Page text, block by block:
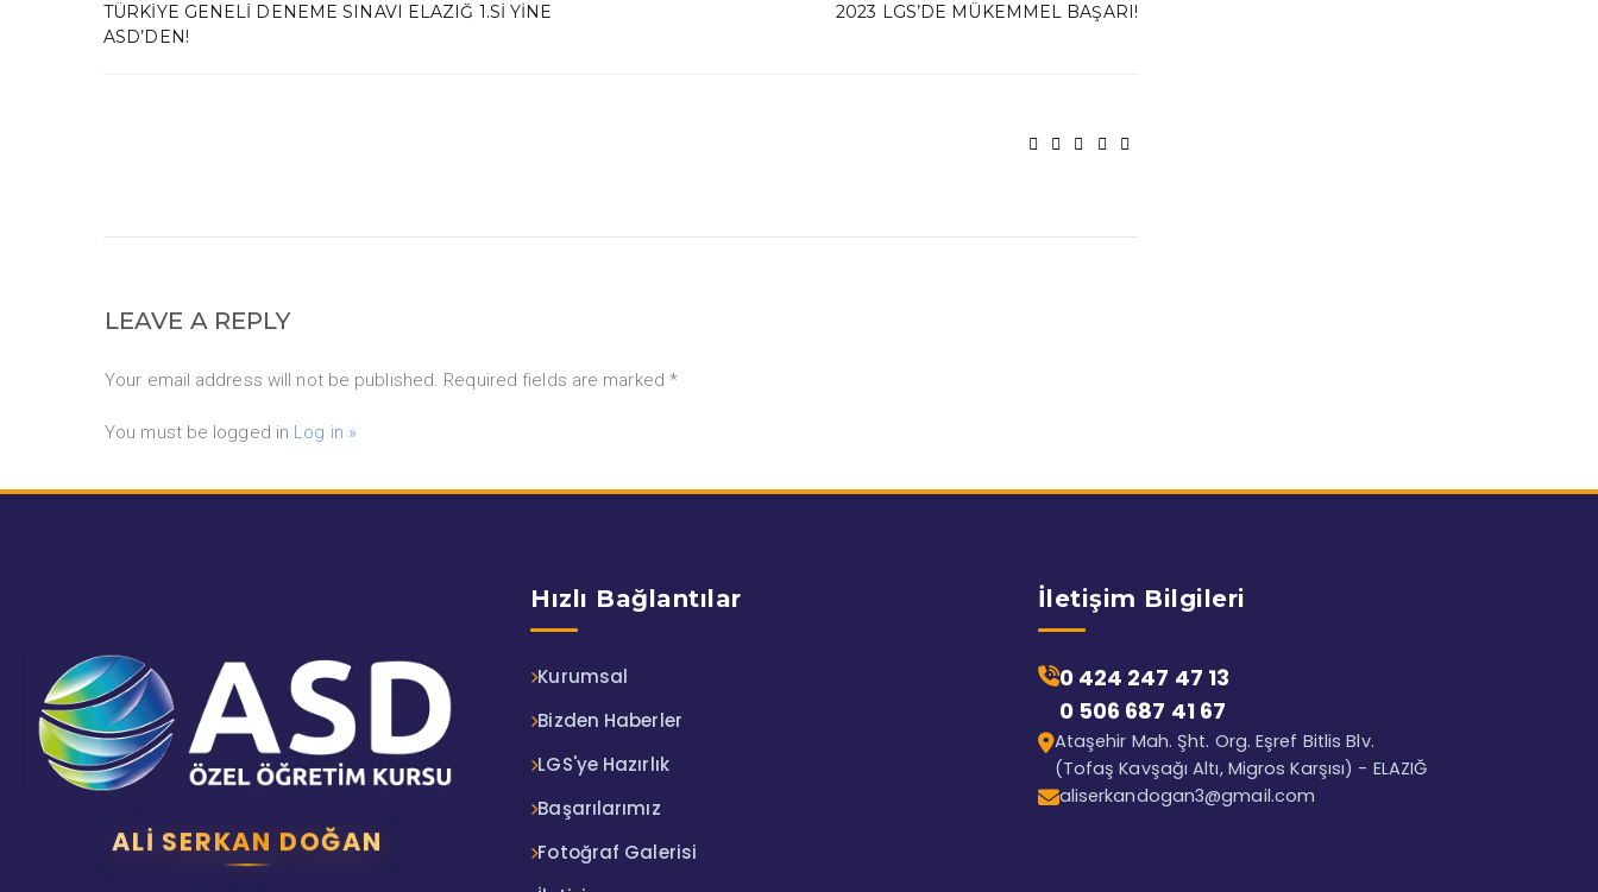
TÜRKIYE GENELI DENEME SINAVI ELAZIĞ 1.SI YINE
ASD’DEN!
2023 LGS’DE MÜKEMMEL BAŞARI!
LEAVE A REPLY
Your email address will not be published. Required fields are marked *
You must be logged in Log in »
ALI SERKAN DOĞAN
Hızlı Bağlantılar
Kurumsal
Bizden Haberler
LGS'ye Hazırlık
Başarılarımız
Fotoğraf Galerisi
İletişim Bilgileri
0 424 247 47 13
0 506 687 41 67
Ataşehir Mah. Şht. Org. Eşref Bitlis Blv.
(Tofaş Kavşağı Altı, Migros Karşısı) - ELAZIĞ
aliserkandogan3@gmail.com